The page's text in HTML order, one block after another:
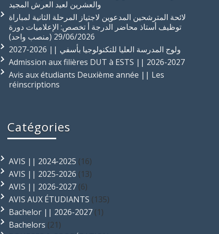
والعشرين لعيد العرش المجيد
لائحة المترشحين المدعوين لاجتياز المرحلة الثانية لمباراة
توظيف أستاذ محاضر الدرجة أ تخصص: الإعلاميات دورة
29/06/2026 (منصب واحد)
ولوج المدرسة العليا للتكنولوجيا بأسفي || 2026-2027
Admission aux filières DUT à ESTS || 2026-2027
Avis aux étudiants Deuxième année || Les
réinscriptions
Catégories
AVIS || 2024-2025 (16)
AVIS || 2025-2026 (13)
AVIS || 2026-2027 (6)
AVIS AUX ÉTUDIANTS (135)
Bachelor || 2026-2027 (1)
Bachelors (21)